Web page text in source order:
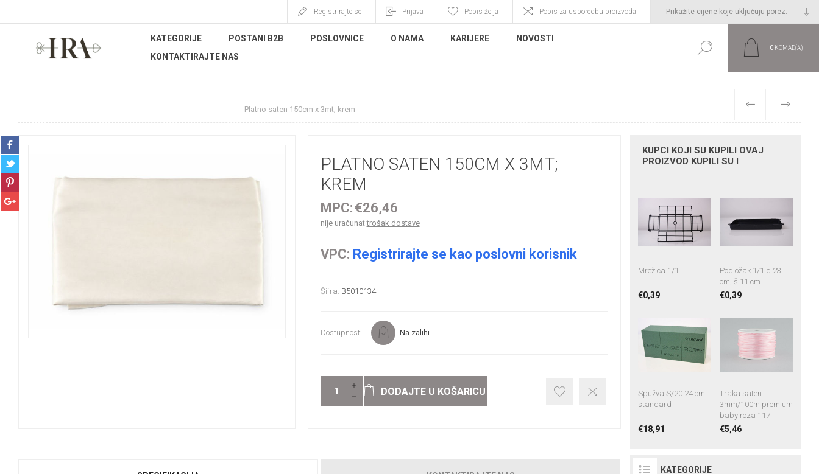
Registrirajte se Prijava Popis želja Popis za usporedbu proizvoda
KATEGORIJE POSTANI B2B POSLOVNICE O NAMA KARIJERE
NOVOSTI
KONTAKTIRAJTE NAS
0 KOMAD(A)
Platno saten 150cm x 3mt; krem PRETHODNI
SLIJEDEĆI
PLATNO SATEN 150CM X 3MT;
KREM
MPC: €26,46
nije uračunattrošak dostave
VPC: Registrirajte se kao poslovni korisnik
Šifra: B5010134
Dostupnost: Na zalihi
DODAJTE U KOŠARICU
KUPCI KOJI SU KUPILI OVAJ
PROIZVOD KUPILI SU I
Mrežica 1/1
€0,39
Podložak 1/1 d 23
cm, š 11 cm
€0,39
Spužva S/20 24 cm
standard
€18,91
Traka saten
3mm/100m premium
baby roza 117
€5,46
KATEGORIJE